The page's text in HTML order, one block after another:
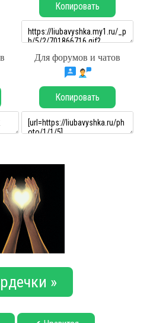
Копировать
Для форумов и чатов
Копировать
»